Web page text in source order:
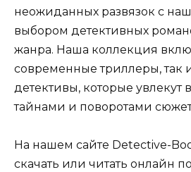
неожиданных развязок с
выбором детективных
жанра. Наша коллекция
современные триллеры, так
детективы, которые увлекут
тайнами и поворотами
На нашем сайте Detective-
скачать или читать онлайн